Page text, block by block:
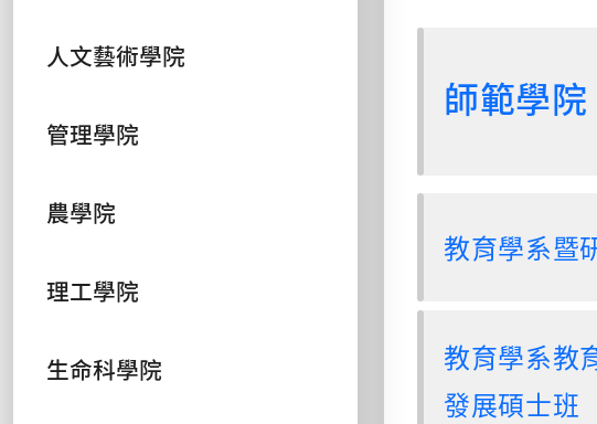
人文藝術學院
管理學院
農學院
理工學院
生命科學院
師範學院
教育學系暨
教育學系教
發展碩士班